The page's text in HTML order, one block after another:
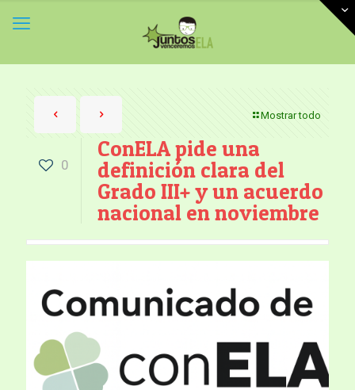
Mostrar todo
0
ConELA pide una
definición clara del
Grado III+ y un acuerdo
nacional en noviembre